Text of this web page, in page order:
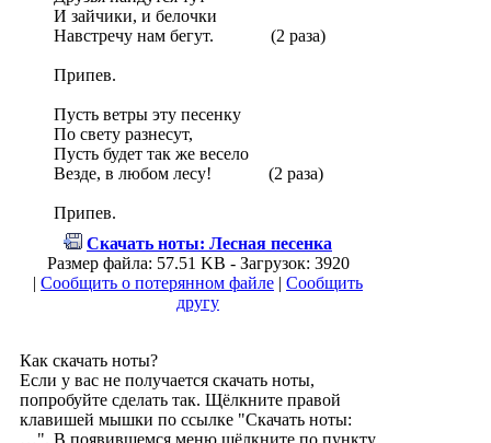
И зайчики, и белочки
Навстречу нам бегут. (2 раза)
Припев.
Пусть ветры эту песенку
По свету разнесут,
Пусть будет так же весело
Везде, в любом лесу! (2 раза)
Припев.
Скачать ноты: Лесная песенка
Размер файла: 57.51 KB - Загрузок: 3920
| Сообщить о потерянном файле | Сообщить
другу
Как скачать ноты?
Если у вас не получается скачать ноты,
попробуйте сделать так. Щёлкните правой
клавишей мышки по ссылке "Скачать ноты:
…". В появившемся меню щёлкните по пункту